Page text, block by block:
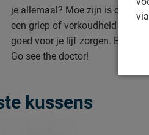
je allemaal? Moe zijn is ook
een griep of verkoudheid kun je
goed voor je lijf zorgen. En ook
Go see the doctor!
kussens